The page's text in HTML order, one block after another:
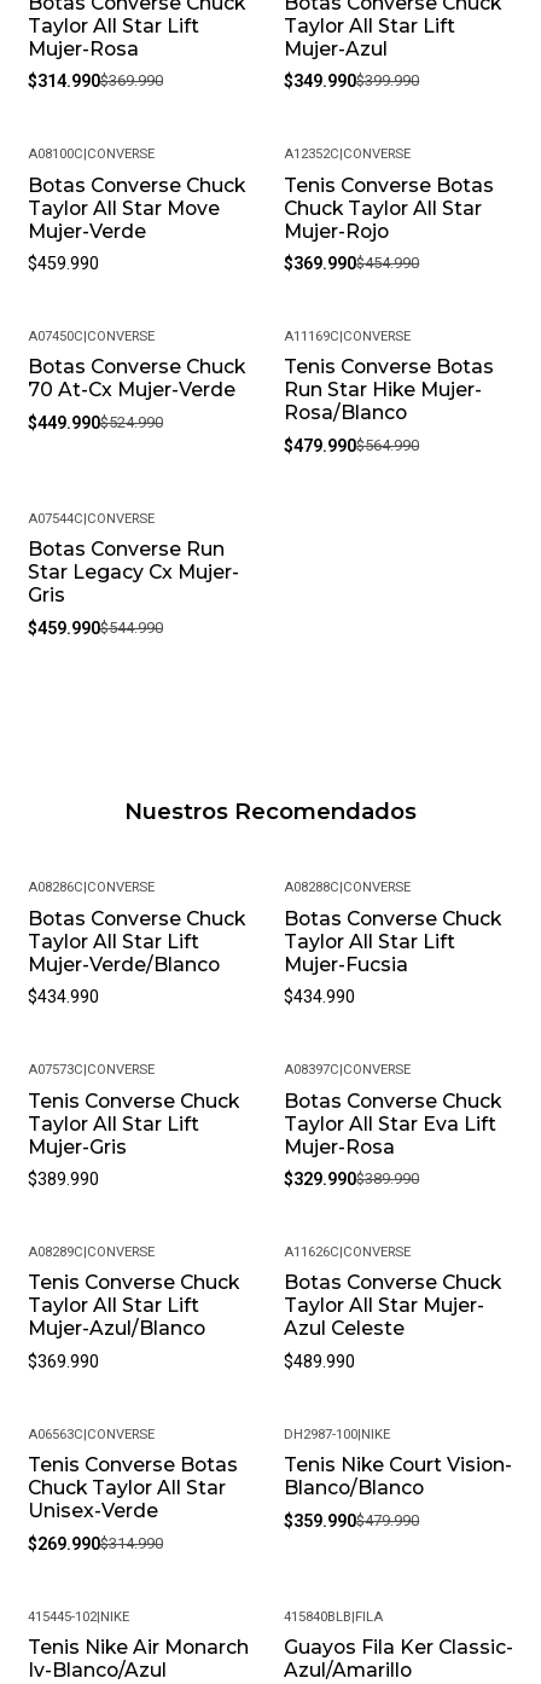
Taylor All Star Lift
Mujer-Rosa
$314.990$369.990
Taylor All Star Lift
Mujer-Azul
$349.990$399.990
A08100C|CONVERSE
Botas Converse Chuck
Taylor All Star Move
Mujer-Verde
$459.990
-19%
A12352C|CONVERSE
Tenis Converse Botas
Chuck Taylor All Star
Mujer-Rojo
$369.990$454.990
-14%
A07450C|CONVERSE
Botas Converse Chuck
70 At-Cx Mujer-Verde
$449.990$524.990
-15%
A11169C|CONVERSE
Tenis Converse Botas
Run Star Hike Mujer-
Rosa/Blanco
$479.990$564.990
-16%
A07544C|CONVERSE
Botas Converse Run
Star Legacy Cx Mujer-
Gris
$459.990$544.990
Nuestros Recomendados
A08286C|CONVERSE
Botas Converse Chuck
Taylor All Star Lift
Mujer-Verde/Blanco
$434.990
A08288C|CONVERSE
Botas Converse Chuck
Taylor All Star Lift
Mujer-Fucsia
$434.990
A07573C|CONVERSE
Tenis Converse Chuck
Taylor All Star Lift
Mujer-Gris
$389.990
-15%
A08397C|CONVERSE
Botas Converse Chuck
Taylor All Star Eva Lift
Mujer-Rosa
$329.990$389.990
A08289C|CONVERSE
Tenis Converse Chuck
Taylor All Star Lift
Mujer-Azul/Blanco
$369.990
A11626C|CONVERSE
Botas Converse Chuck
Taylor All Star Mujer-
Azul Celeste
$489.990
-14%
A06563C|CONVERSE
Tenis Converse Botas
Chuck Taylor All Star
Unisex-Verde
$269.990$314.990
-25%
DH2987-100|NIKE
Tenis Nike Court Vision-
Blanco/Blanco
$359.990$479.990
415445-102|NIKE
Tenis Nike Air Monarch
Iv-Blanco/Azul
-31%
415840BLB|FILA
Guayos Fila Ker Classic-
Azul/Amarillo